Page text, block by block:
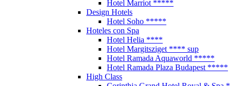
Hotel Marriot *****
Design Hotels
Hotel Soho *****
Hoteles con Spa
Hotel Helia ****
Hotel Margitsziget **** sup
Hotel Ramada Aquaworld *****
Hotel Ramada Plaza Budapest *****
High Class